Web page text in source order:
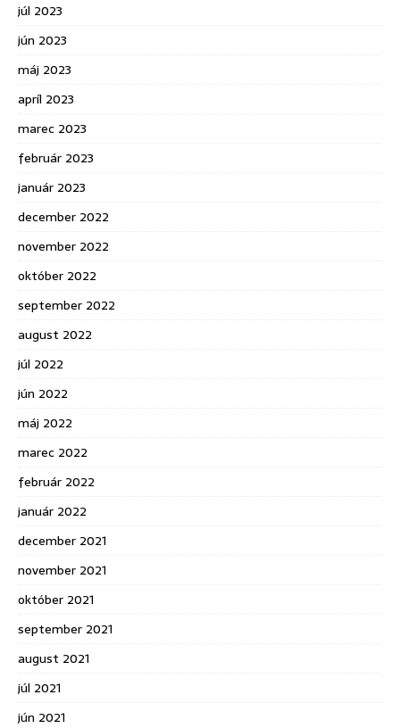
júl 2023
jún 2023
máj 2023
apríl 2023
marec 2023
február 2023
január 2023
december 2022
november 2022
október 2022
september 2022
august 2022
júl 2022
jún 2022
máj 2022
marec 2022
február 2022
január 2022
december 2021
november 2021
október 2021
september 2021
august 2021
júl 2021
jún 2021